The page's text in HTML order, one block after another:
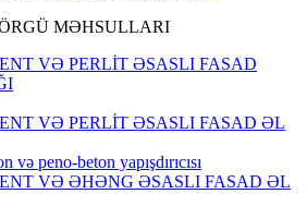
MƏHSULLARI
VƏ PERLİT ƏSASLI FASAD
VƏ PERLİT ƏSASLI FASAD ƏL
və peno-beton yapışdırıcısı
VƏ ƏHƏNG ƏSASLI FASAD ƏL